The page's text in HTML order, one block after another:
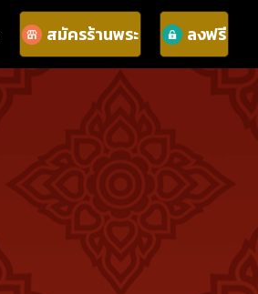
สมัครร้านพระ ลงฟรี